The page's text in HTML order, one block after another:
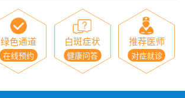
绿色通道
在线预约
白斑症状
健康问答
推荐医师
对症就诊